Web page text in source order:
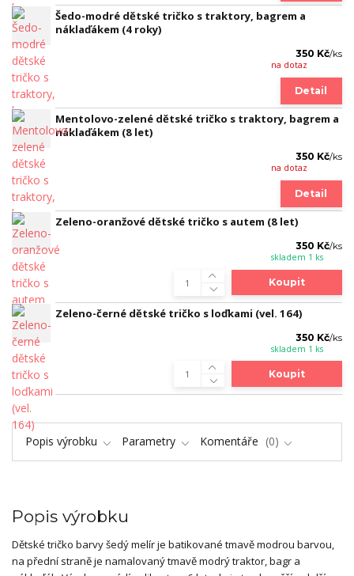
Šedo-modré dětské tričko s traktory, bagrem a
náklaďákem (4 roky)
350 Kč/ks
na dotaz
Detail
Mentolovo-zelené dětské tričko s traktory, bagrem a
náklaďákem (8 let)
350 Kč/ks
na dotaz
Detail
Zeleno-oranžové dětské tričko s autem (8 let)
350 Kč/ks
skladem 1 ks
Koupit
Zeleno-černé dětské tričko s loďkami (vel. 164)
350 Kč/ks
skladem 1 ks
Koupit
Popis výrobku Parametry Komentáře 0
Popis výrobku
Dětské tričko barvy šedý melír je batikované tmavě modrou barvou,
na přední straně je namalovaný tmavě modrý traktor, bagr a